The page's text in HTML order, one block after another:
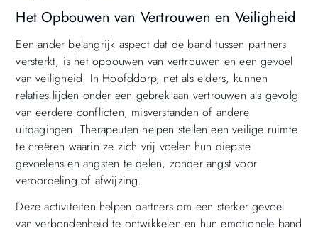
Het Opbouwen van Vertrouwen en Veiligheid
Een ander belangrijk aspect dat de band tussen partners
versterkt, is het opbouwen van vertrouwen en een gevoel
van veiligheid. In Hoofddorp, net als elders, kunnen
relaties lijden onder een gebrek aan vertrouwen als gevolg
van eerdere conflicten, misverstanden of andere
uitdagingen. Therapeuten helpen stellen een veilige ruimte
te creëren waarin ze zich vrij voelen hun diepste
gevoelens en angsten te delen, zonder angst voor
veroordeling of afwijzing.
Deze activiteiten helpen partners om een sterker gevoel
van verbondenheid te ontwikkelen en hun emotionele band